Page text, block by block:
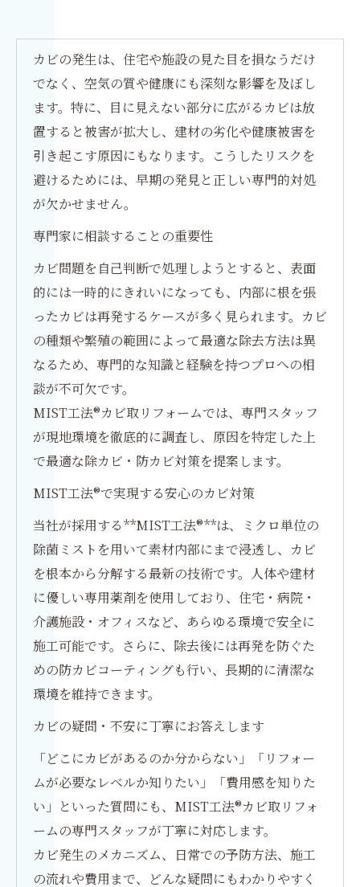
カビの発生は、住宅や施設の見た目を損なうだけ
でなく、空気の質や健康にも深刻な影響を及ぼし
ます。特に、目に見えない部分に広がるカビは放
置すると被害が拡大し、建材の劣化や健康被害を
引き起こす原因にもなります。こうしたリスクを
避けるためには、早期の発見と正しい専門的対処
が欠かせません。
専門家に相談することの重要性
カビ問題を自己判断で処理しようとすると、表面
的には一時的にきれいになっても、内部に根を張
ったカビは再発するケースが多く見られます。カビ
の種類や繁殖の範囲によって最適な除去方法は異
なるため、専門的な知識と経験を持つプロへの相
談が不可欠です。
MIST工法®カビ取リフォームでは、専門スタッフ
が現地環境を徹底的に調査し、原因を特定した上
で最適な除カビ・防カビ対策を提案します。
MIST工法®で実現する安心のカビ対策
当社が採用する**MIST工法®**は、ミクロ単位の
除菌ミストを用いて素材内部にまで浸透し、カビ
を根本から分解する最新の技術です。人体や建材
に優しい専用薬剤を使用しており、住宅・病院・
介護施設・オフィスなど、あらゆる環境で安全に
施工可能です。さらに、除去後には再発を防ぐた
めの防カビコーティングも行い、長期的に清潔な
環境を維持できます。
カビの疑問・不安に丁寧にお答えします
「どこにカビがあるのか分からない」「リフォー
ムが必要なレベルか知りたい」「費用感を知りた
い」といった質問にも、MIST工法®カビ取リフォ
ームの専門スタッフが丁寧に対応します。
カビ発生のメカニズム、日常での予防方法、施工
の流れや費用まで、どんな疑問にもわかりやすく